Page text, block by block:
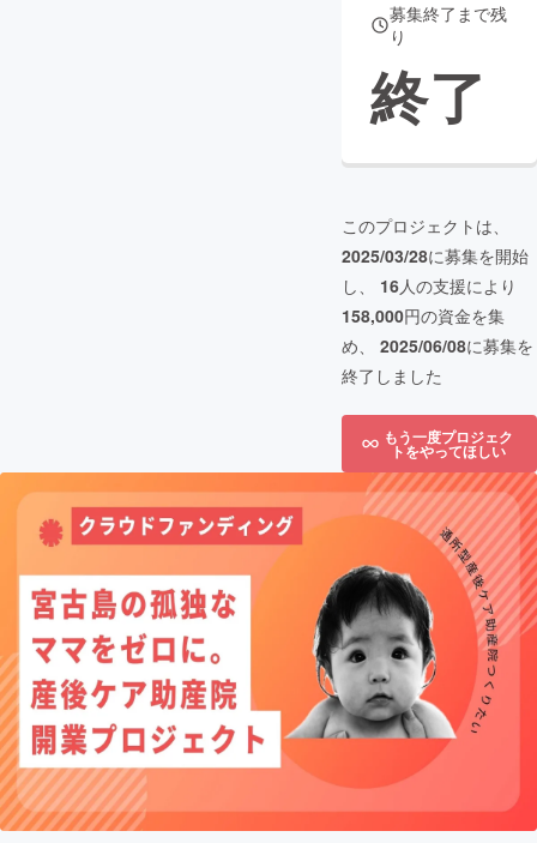
募集終了まで残
り
終了
このプロジェクトは、
2025/03/28に募集を開始
し、 16人の支援により
158,000円の資金を集
め、 2025/06/08に募集を
終了しました
もう一度プロジェク
トをやってほしい